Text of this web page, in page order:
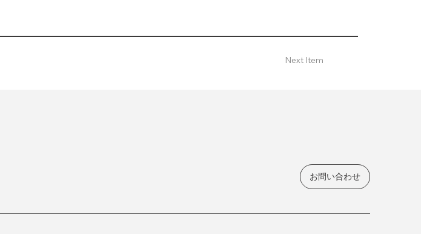
Next Item
お問い合わせ